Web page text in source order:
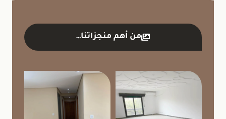
من أهم منجزاتنا…